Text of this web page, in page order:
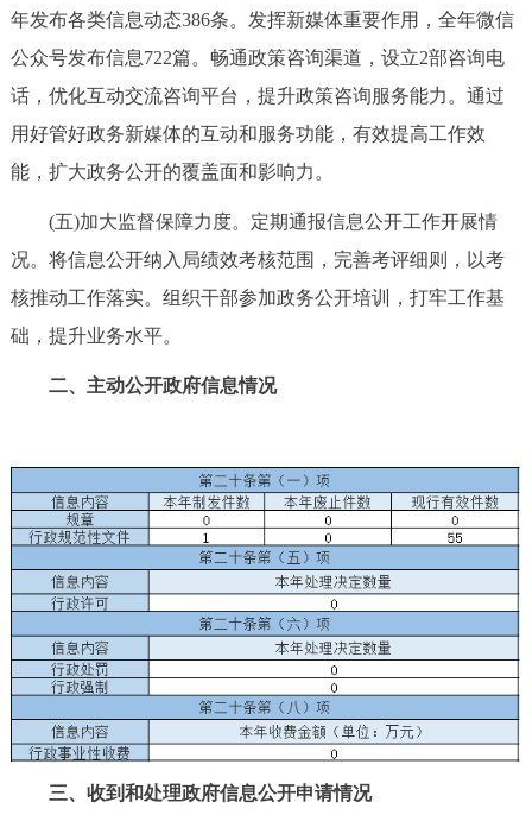
年发布各类信息动态386条。发挥新媒体重要作用，全年微信
公众号发布信息722篇。畅通政策咨询渠道，设立2部咨询电
话，优化互动交流咨询平台，提升政策咨询服务能力。通过
用好管好政务新媒体的互动和服务功能，有效提高工作效
能，扩大政务公开的覆盖面和影响力。
(五)加大监督保障力度。定期通报信息公开工作开展情
况。将信息公开纳入局绩效考核范围，完善考评细则，以考
核推动工作落实。组织干部参加政务公开培训，打牢工作基
础，提升业务水平。
二、主动公开政府信息情况
三、收到和处理政府信息公开申请情况